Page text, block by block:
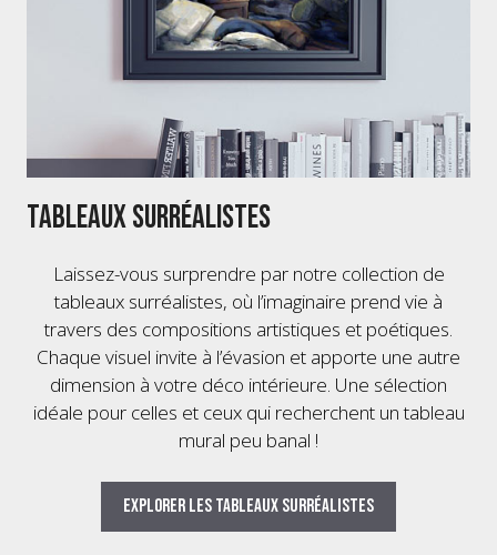
Tableaux Surréalistes
Laissez-vous surprendre par notre collection de
tableaux surréalistes, où l’imaginaire prend vie à
travers des compositions artistiques et poétiques.
Chaque visuel invite à l’évasion et apporte une autre
dimension à votre déco intérieure. Une sélection
idéale pour celles et ceux qui recherchent un tableau
mural peu banal !
Explorer les tableaux surréalistes